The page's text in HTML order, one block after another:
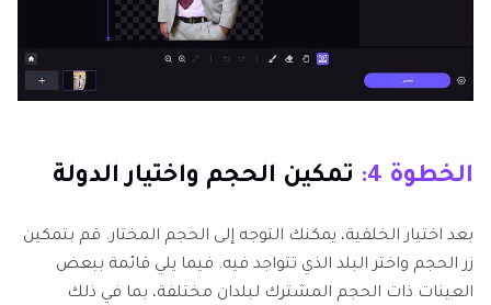
الخطوة 4: تمكين الحجم واختيار الدولة
بعد اختيار الخلفية، يمكنك التوجه إلى الحجم المختار. قم بتمكين
زر الحجم واختر البلد الذي تتواجد فيه. فيما يلي قائمة ببعض
العينات ذات الحجم المشترك لبلدان مختلفة، بما في ذلك